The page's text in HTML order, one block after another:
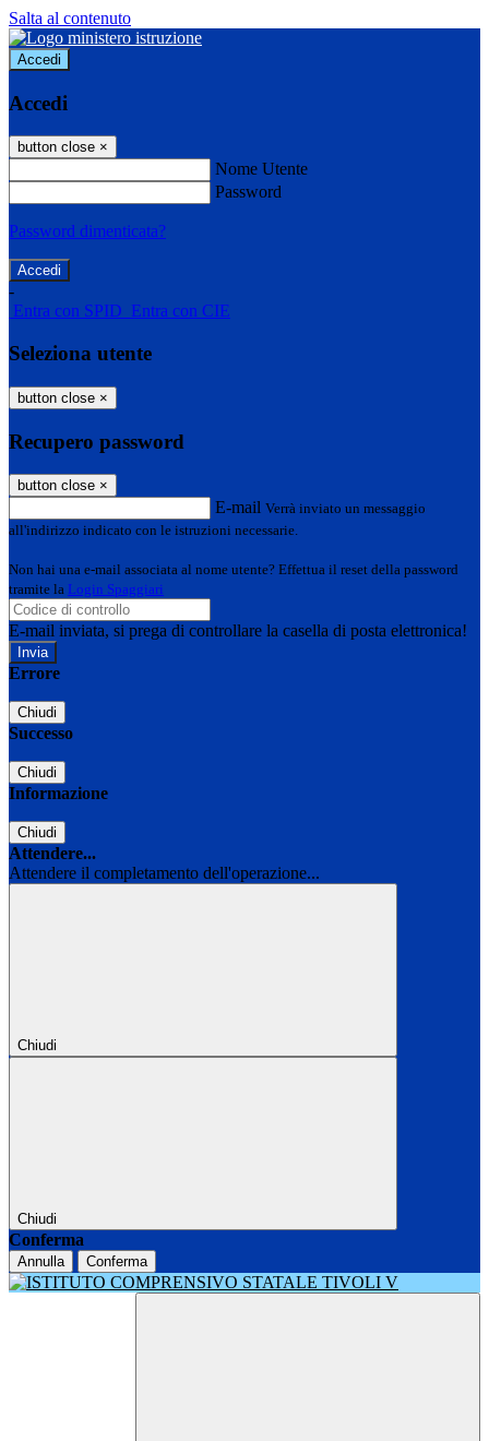
Salta al contenuto
Accedi
Accedi
button close ×
Nome Utente
Password
Password dimenticata?
-
Entra con SPID Entra con CIE
Seleziona utente
button close ×
Recupero password
button close ×
E-mail Verrà inviato un messaggio
all'indirizzo indicato con le istruzioni necessarie.
Non hai una e-mail associata al nome utente? Effettua il reset della password
tramite la Login Spaggiari
E-mail inviata, si prega di controllare la casella di posta elettronica!
Errore
Chiudi
Successo
Chiudi
Informazione
Chiudi
Attendere...
Attendere il completamento dell'operazione...
Chiudi
Chiudi
Conferma
Annulla Conferma